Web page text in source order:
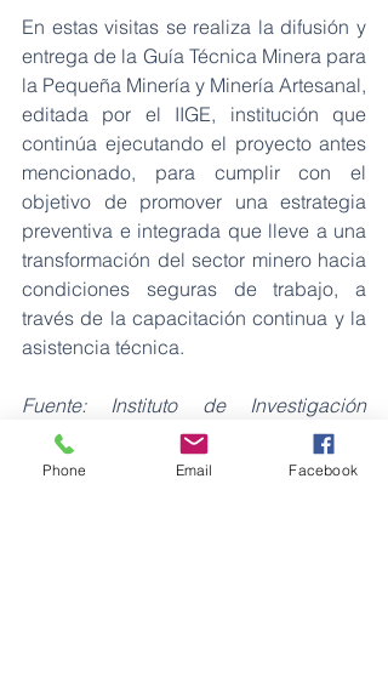
En estas visitas se realiza la difusión y
entrega de la Guía Técnica Minera para
la Pequeña Minería y Minería Artesanal,
editada por el IIGE, institución que
continúa ejecutando el proyecto antes
mencionado, para cumplir con el
objetivo de promover una estrategia
preventiva e integrada que lleve a una
transformación del sector minero hacia
condiciones seguras de trabajo, a
través de la capacitación continua y la
asistencia técnica.
Fuente: Instituto de Investigación
Geológico y Energético (IIGE)
MinasPhone Email Facebook